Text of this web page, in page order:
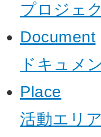
プロジェ
Document
ドキュメ
Place
活動エリ